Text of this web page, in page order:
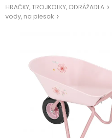
HRAČKY, TROJKOLKY, ODRÁŽADLA
vody, na piesok